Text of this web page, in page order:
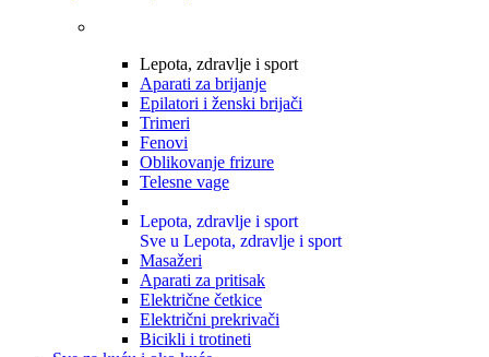
Lepota, zdravlje i sport
Aparati za brijanje
Epilatori i ženski brijači
Trimeri
Fenovi
Oblikovanje frizure
Telesne vage
Lepota, zdravlje i sport
Sve u Lepota, zdravlje i sport
Masažeri
Aparati za pritisak
Električne četkice
Električni prekrivači
Bicikli i trotineti